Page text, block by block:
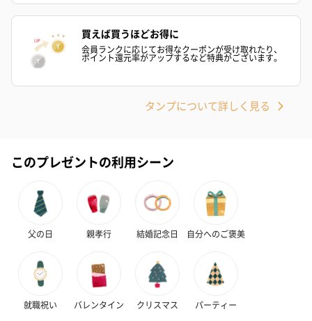
祝）（110円）
祝）（110円）
（110円）
生花
生花のブーケを同梱します。
※9-15時にご注文いただく場合、最短のお届け可能日が通常より
わり）（1,880円）
ーン）（1,650円）
買えば買うほどお得に
会員ランクに応じてお得なクーポンが受け取れたり、
ポイント還元率がアップするなど特典がございます。
タンプについて詳しく見る
このプレゼントの利用シーン
父の日 親孝行 結婚記念日 自分へのご褒美
就職祝い バレンタイン クリスマス パーティー